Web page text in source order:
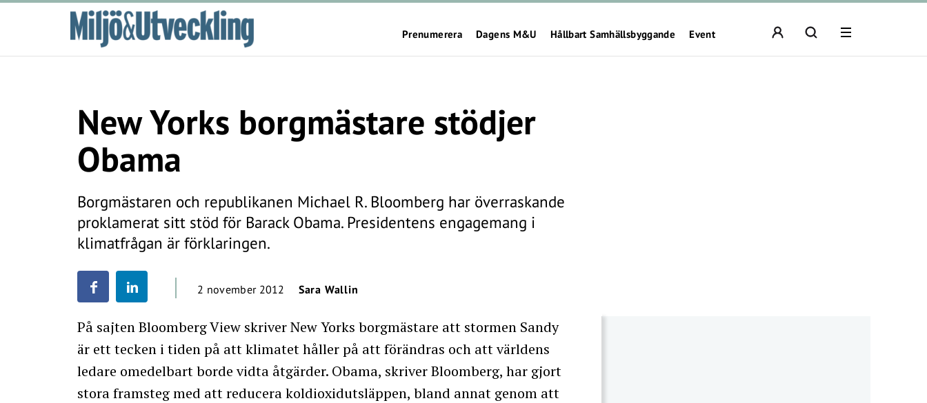
Prenumerera Dagens M&U Hållbart Samhällsbyggande Event
New Yorks borgmästare stödjer
Obama
Borgmästaren och republikanen Michael R. Bloomberg har överraskande
proklamerat sitt stöd för Barack Obama. Presidentens engagemang i
klimatfrågan är förklaringen.
2 november 2012 Sara Wallin
På sajten Bloomberg View skriver New Yorks borgmästare att stormen Sandy
är ett tecken i tiden på att klimatet håller på att förändras och att världens
ledare omedelbart borde vidta åtgärder. Obama, skriver Bloomberg, har gjort
stora framsteg med att reducera koldioxidutsläppen, bland annat genom att